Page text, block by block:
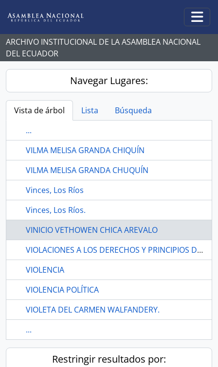
ARCHIVO INSTITUCIONAL DE LA ASAMBLEA NACIONAL
DEL ECUADOR
Navegar Lugares:
Vista de árbol Lista
Búsqueda
...
VILMA MELISA GRANDA CHIQUÍN
VILMA MELISA GRANDA CHUQUÍN
Vinces, Los Ríos
Vinces, Los Ríos.
VINICIO VETHOWEN CHICA AREVALO
VIOLACIONES A LOS DERECHOS Y PRINCIPIOS DETERMINADOS EN LA CONSTITUCIÓN
VIOLENCIA
VIOLENCIA POLÍTICA
VIOLETA DEL CARMEN WALFANDERY.
...
Restringir resultados por: